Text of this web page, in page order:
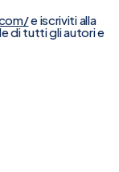
e iscriviti alla
di tutti gli autori e